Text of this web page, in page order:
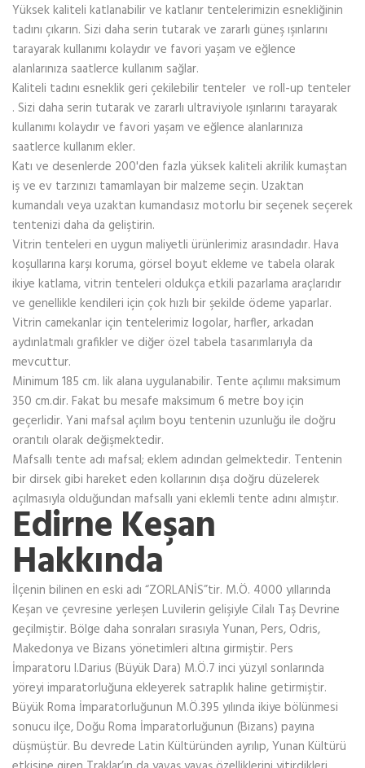
Yüksek kaliteli katlanabilir ve katlanır tentelerimizin esnekliğinin
tadını çıkarın. Sizi daha serin tutarak ve zararlı güneş ışınlarını
tarayarak kullanımı kolaydır ve favori yaşam ve eğlence
alanlarınıza saatlerce kullanım sağlar.
Kaliteli tadını esneklik geri çekilebilir tenteler ve roll-up tenteler
. Sizi daha serin tutarak ve zararlı ultraviyole ışınlarını tarayarak
kullanımı kolaydır ve favori yaşam ve eğlence alanlarınıza
saatlerce kullanım ekler.
Katı ve desenlerde 200'den fazla yüksek kaliteli akrilik kumaştan
iş ve ev tarzınızı tamamlayan bir malzeme seçin. Uzaktan
kumandalı veya uzaktan kumandasız motorlu bir seçenek seçerek
tentenizi daha da geliştirin.
Vitrin tenteleri en uygun maliyetli ürünlerimiz arasındadır. Hava
koşullarına karşı koruma, görsel boyut ekleme ve tabela olarak
ikiye katlama, vitrin tenteleri oldukça etkili pazarlama araçlarıdır
ve genellikle kendileri için çok hızlı bir şekilde ödeme yaparlar.
Vitrin camekanlar için tentelerimiz logolar, harfler, arkadan
aydınlatmalı grafikler ve diğer özel tabela tasarımlarıyla da
mevcuttur.
Minimum 185 cm. lik alana uygulanabilir. Tente açılımıı maksimum
350 cm.dir. Fakat bu mesafe maksimum 6 metre boy için
geçerlidir. Yani mafsal açılım boyu tentenin uzunluğu ile doğru
orantılı olarak değişmektedir.
Mafsallı tente adı mafsal; eklem adından gelmektedir. Tentenin
bir dirsek gibi hareket eden kollarının dışa doğru düzelerek
açılmasıyla olduğundan mafsallı yani eklemli tente adını almıştır.
Edirne Keşan
Hakkında
İlçenin bilinen en eski adı “ZORLANİS”tir. M.Ö. 4000 yıllarında
Keşan ve çevresine yerleşen Luvilerin gelişiyle Cilalı Taş Devrine
geçilmiştir. Bölge daha sonraları sırasıyla Yunan, Pers, Odris,
Makedonya ve Bizans yönetimleri altına girmiştir. Pers
İmparatoru I.Darius (Büyük Dara) M.Ö.7 inci yüzyıl sonlarında
yöreyi imparatorluğuna ekleyerek satraplık haline getirmiştir.
Büyük Roma İmparatorluğunun M.Ö.395 yılında ikiye bölünmesi
sonucu ilçe, Doğu Roma İmparatorluğunun (Bizans) payına
düşmüştür. Bu devrede Latin Kültüründen ayrılıp, Yunan Kültürü